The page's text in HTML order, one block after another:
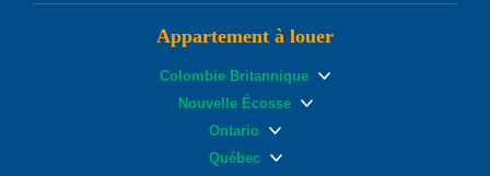
Appartement à louer
Colombie Britannique
Nouvelle Écosse
Ontario
Québec